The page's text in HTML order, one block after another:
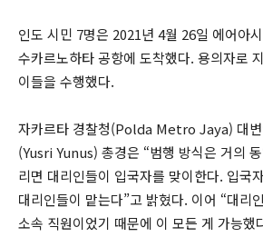
인도 시민 7명은 2021년 4월 26일 에어아
수카르노하타 공항에 도착했다. 용의자로
이들을 수행했다.
자카르타 경찰청(Polda Metro Jaya) 대변
(Yusri Yunus) 총경은 “범행 방식은 거의
리면 대리인들이 입국자를 맞이한다. 입국
대리인들이 맡는다”고 밝혔다. 이어 “대리
소속 직원이었기 때문에 이 모든 게 가능했